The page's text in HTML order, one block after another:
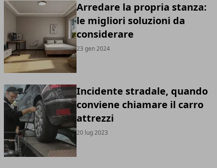
Arredare la propria stanza:
le migliori soluzioni da
considerare
23 gen 2024
Incidente stradale, quando
conviene chiamare il carro
attrezzi
20 lug 2023